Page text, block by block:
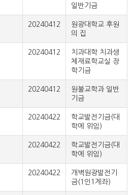
일반기금
20240412
원광대학교 후원
의 집
20240412
치과대학 치과생
체재료학교실 장
학기금
20240412
원불교학과 일반
기금
20240422
학교발전기금(대
학에 위임)
20240422
학교발전기금(대
학에 위임)
20240422
개벽원광발전기
금(1인1계좌)